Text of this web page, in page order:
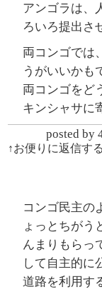
アンゴラは、
ろいろ提出さ
両コンゴでは
うがいいかも
両コンゴをど
キンシャサに
posted by
↑お便りに返信す
コンゴ民主の
ょっとちがう
んまりもらっ
して自主的に
道路を利用す